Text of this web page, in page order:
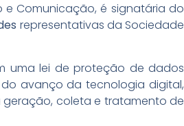
Comunicação, é signatária do
representativas da Sociedade
uma lei de proteção de dados
avanço da tecnologia digital,
coleta e tratamento de